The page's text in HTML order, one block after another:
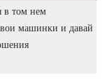
в том нем
машинки и давай